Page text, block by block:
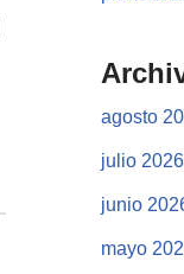
agosto
julio 2026
junio
mayo